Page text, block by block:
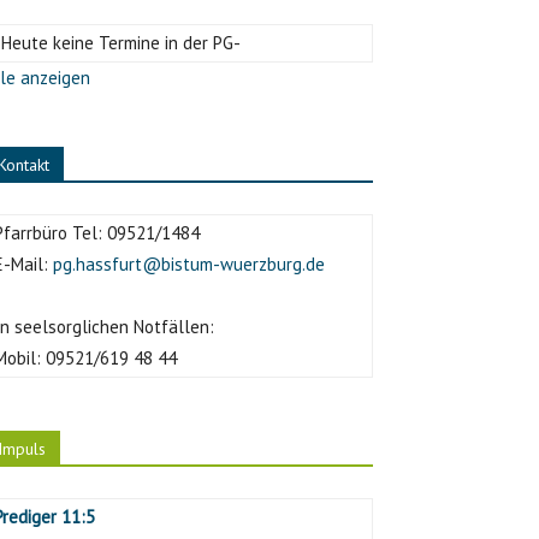
keine Termine in der PG-
anzeigen
Tel: 09521/1484
Mail: pg.hassfurt@bistum-wuerzburg.de
seelsorglichen Notfällen:
09521/619 48 44
11:5